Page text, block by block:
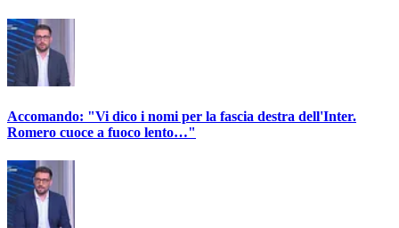
Accomando: "Vi dico i nomi per la fascia destra dell'Inter.
Romero cuoce a fuoco lento…"